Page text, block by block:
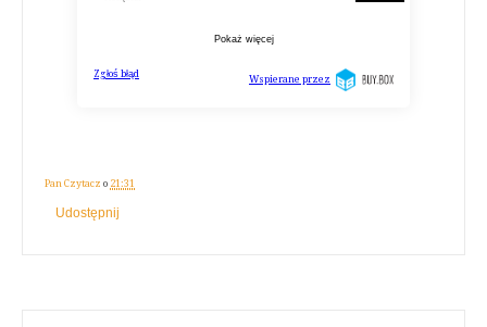
Pan Czytacz o 21:31
Udostępnij